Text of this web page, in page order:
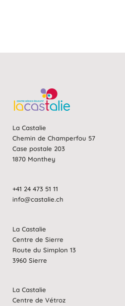
La Castalie
Chemin de Champerfou 57
Case postale 203
1870 Monthey
+41 24 473 51 11
info@castalie.ch
La Castalie
Centre de Sierre
Route du Simplon 13
3960 Sierre
La Castalie
Centre de Vétroz